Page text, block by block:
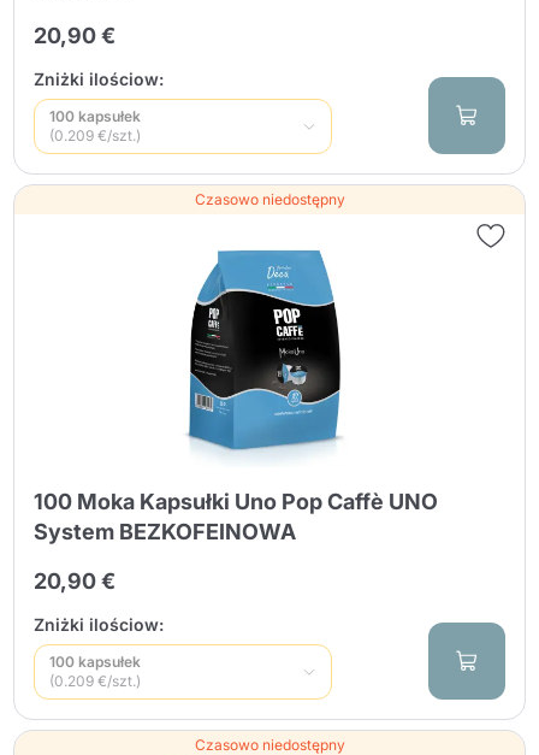
20,90 €
Zniżki ilościow:
100 kapsułek
(0.209 €/szt.)
Czasowo niedostępny
100 Moka Kapsułki Uno Pop Caffè UNO
System BEZKOFEINOWA
20,90 €
Zniżki ilościow:
100 kapsułek
(0.209 €/szt.)
Czasowo niedostępny